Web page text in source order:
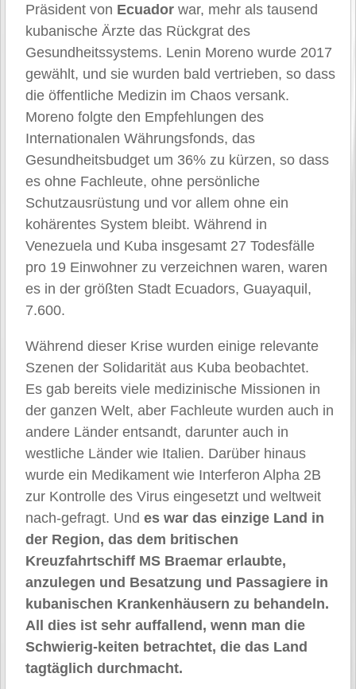
Präsident von Ecuador war, mehr als tausend
kubanische Ärzte das Rückgrat des
Gesundheitssystems. Lenin Moreno wurde 2017
gewählt, und sie wurden bald vertrieben, so dass
die öffentliche Medizin im Chaos versank.
Moreno folgte den Empfehlungen des
Internationalen Währungsfonds, das
Gesundheitsbudget um 36% zu kürzen, so dass
es ohne Fachleute, ohne persönliche
Schutzausrüstung und vor allem ohne ein
kohärentes System bleibt. Während in
Venezuela und Kuba insgesamt 27 Todesfälle
pro 19 Einwohner zu verzeichnen waren, waren
es in der größten Stadt Ecuadors, Guayaquil,
7.600.
Während dieser Krise wurden einige relevante
Szenen der Solidarität aus Kuba beobachtet.
Es gab bereits viele medizinische Missionen in
der ganzen Welt, aber Fachleute wurden auch in
andere Länder entsandt, darunter auch in
westliche Länder wie Italien. Darüber hinaus
wurde ein Medikament wie Interferon Alpha 2B
zur Kontrolle des Virus eingesetzt und weltweit
nach-gefragt. Undes war das einzige Land in
der Region, das dem britischen
Kreuzfahrtschiff MS Braemar erlaubte,
anzulegen und Besatzung und Passagiere in
kubanischen Krankenhäusern zu behandeln.
All dies ist sehr auffallend, wenn man die
Schwierig-keiten betrachtet, die das Land
tagtäglich durchmacht.